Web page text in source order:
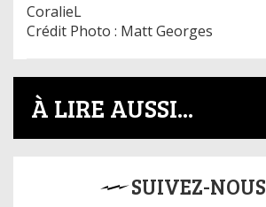
CoralieL
Crédit Photo : Matt Georges
À LIRE AUSSI...
SUIVEZ-NOUS